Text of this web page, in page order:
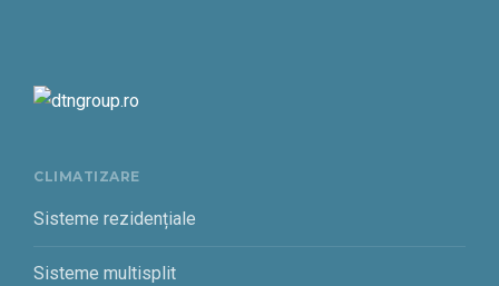
CLIMATIZARE
Sisteme rezidențiale
Sisteme multisplit